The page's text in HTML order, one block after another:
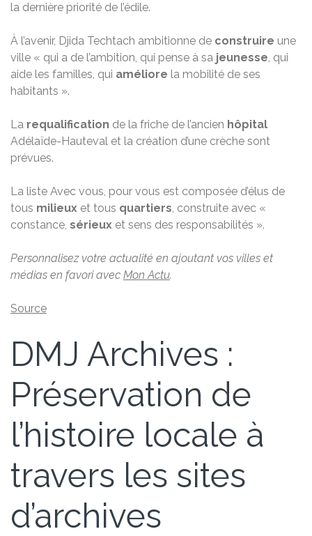
la dernière priorité de l’édile.
À l’avenir, Djida Techtach ambitionne de construire une
ville « qui a de l’ambition, qui pense à sa jeunesse, qui
aide les familles, qui améliore la mobilité de ses
habitants ».
La requalification de la friche de l’ancien hôpital
Adélaïde-Hauteval et la création d’une crèche sont
prévues.
La liste Avec vous, pour vous est composée d’élus de
tous milieux et tous quartiers, construite avec «
constance, sérieux et sens des responsabilités ».
Personnalisez votre actualité en ajoutant vos villes et
médias en favori avec Mon Actu.
Source
DMJ Archives :
Préservation de
l’histoire locale à
travers les sites
d’archives